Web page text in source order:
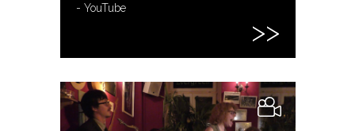
- YouTube